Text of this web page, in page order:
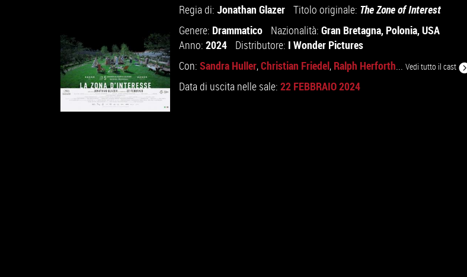
Regia di: Jonathan Glazer Titolo originale: The Zone of Interest
Genere: Drammatico Nazionalità: Gran Bretagna, Polonia,USA
Anno: 2024 Distributore: I Wonder Pictures
Con: Sandra Huller,Christian Friedel, Ralph Herforth... Vedi tutto il cast
Data di uscita nelle sale: 22 FEBBRAIO 2024